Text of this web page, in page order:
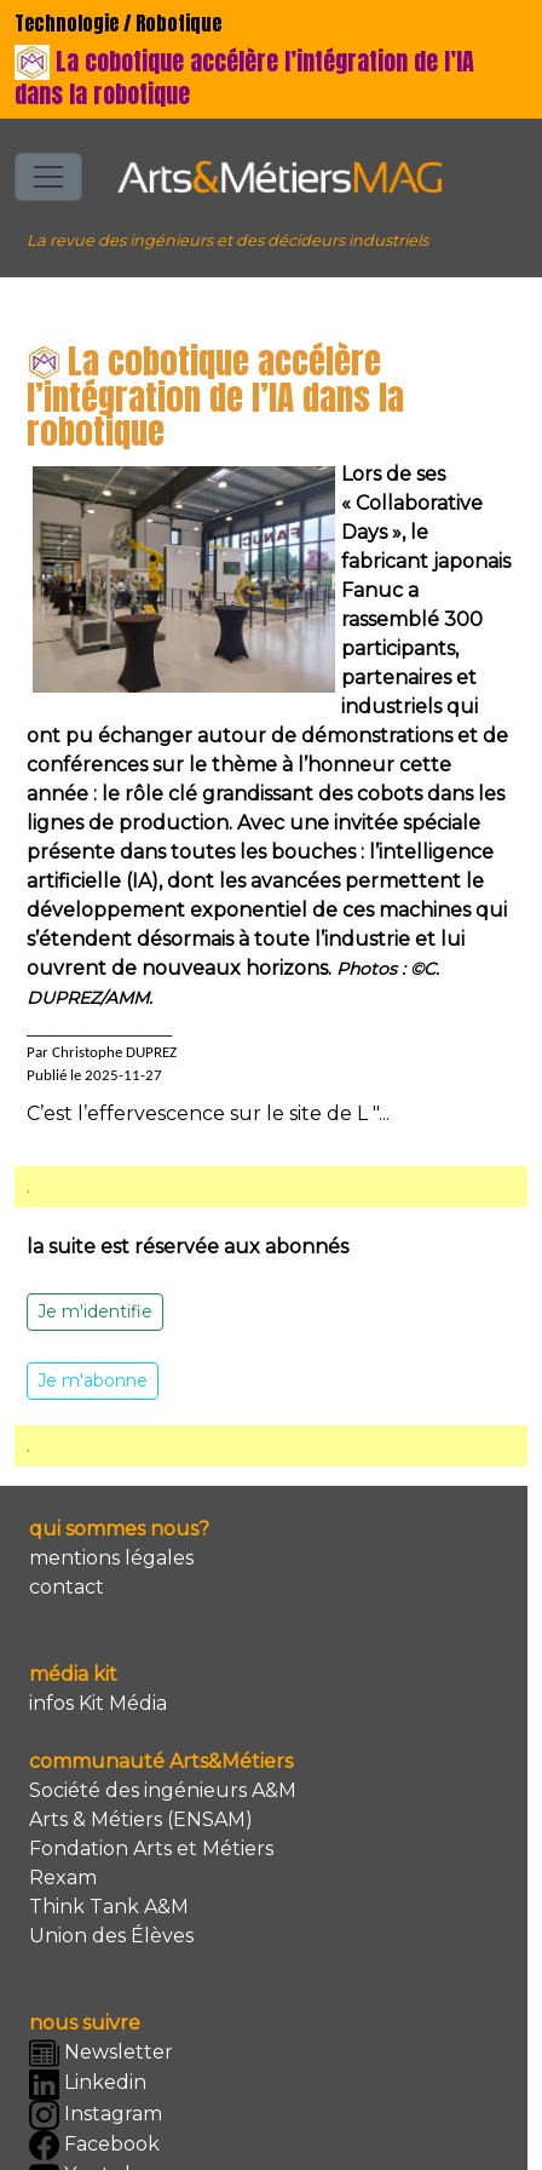
Technologie / Robotique
La cobotique accélère l’intégration de l’IA
dans la robotique
La revue des ingénieurs et des décideurs industriels
La cobotique accélère
l’intégration de l’IA dans la
robotique
Lors de ses
« Collaborative
Days », le
fabricant japonais
Fanuc a
rassemblé 300
participants,
partenaires et
industriels qui
ont pu échanger autour de démonstrations et de
conférences sur le thème à l’honneur cette
année : le rôle clé grandissant des cobots dans les
lignes de production. Avec une invitée spéciale
présente dans toutes les bouches : l’intelligence
artificielle (IA), dont les avancées permettent le
développement exponentiel de ces machines qui
s’étendent désormais à toute l’industrie et lui
ouvrent de nouveaux horizons. Photos : ©C.
DUPREZ/AMM.
Par Christophe DUPREZ
Publié le 2025-11-27
C’est l’effervescence sur le site de L "...
.
la suite est réservée aux abonnés
Je m'identifie
Je m'abonne
.
qui sommes nous?
mentions légales
contact
média kit
infos Kit Média
communauté Arts&Métiers
Société des ingénieurs A&M
Arts & Métiers (ENSAM)
Fondation Arts et Métiers
Rexam
Think Tank A&M
Union des Élèves
nous suivre
Newsletter
Linkedin
Instagram
Facebook